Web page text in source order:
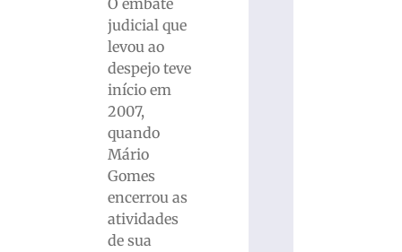
O embate
judicial que
levou ao
despejo teve
início em
2007,
quando
Mário
Gomes
encerrou as
atividades
de sua